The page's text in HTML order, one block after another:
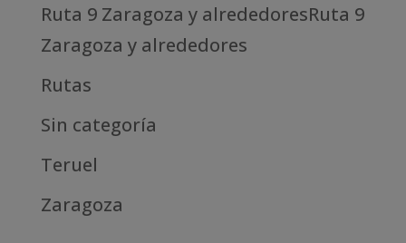
Ruta 9 Zaragoza y alrededoresRuta 9
Zaragoza y alrededores
Rutas
Sin categoría
Teruel
Zaragoza